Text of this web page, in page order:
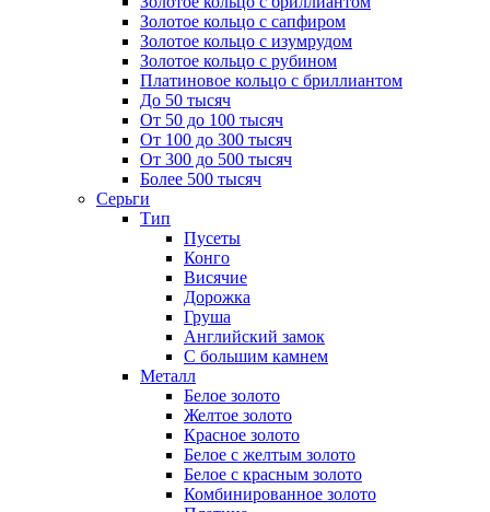
Золотое кольцо с сапфиром
Золотое кольцо с изумрудом
Золотое кольцо с рубином
Платиновое кольцо с бриллиантом
До 50 тысяч
От 50 до 100 тысяч
От 100 до 300 тысяч
От 300 до 500 тысяч
Более 500 тысяч
Серьги
Тип
Пусеты
Конго
Висячие
Дорожка
Груша
Английский замок
С большим камнем
Металл
Белое золото
Желтое золото
Красное золото
Белое с желтым золото
Белое с красным золото
Комбинированное золото